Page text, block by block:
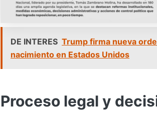
DE INTERES Trump firma nueva
nacimiento en Estados Unidos
Proceso legal y